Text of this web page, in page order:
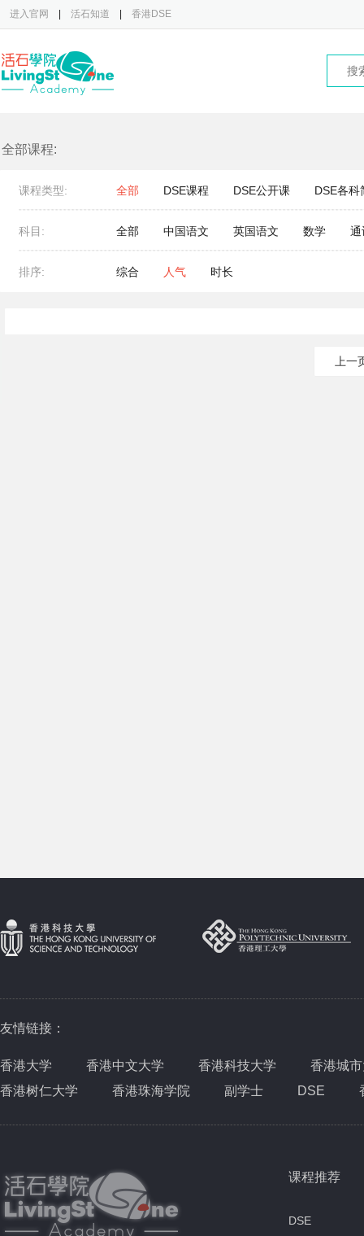
进入官网 活石知道 香港DSE
全部课程:
课程类型: 全部 DSE课程 DSE公开课 DSE各科
科目: 全部 中国语文 英国语文 数学 通
排序: 综合 人气 时长
上一
友情链接：
香港大学 香港中文大学 香港科技大学
香港城
香港树仁大学
香港珠海学院 副学士 DSE
课程推荐
DSE